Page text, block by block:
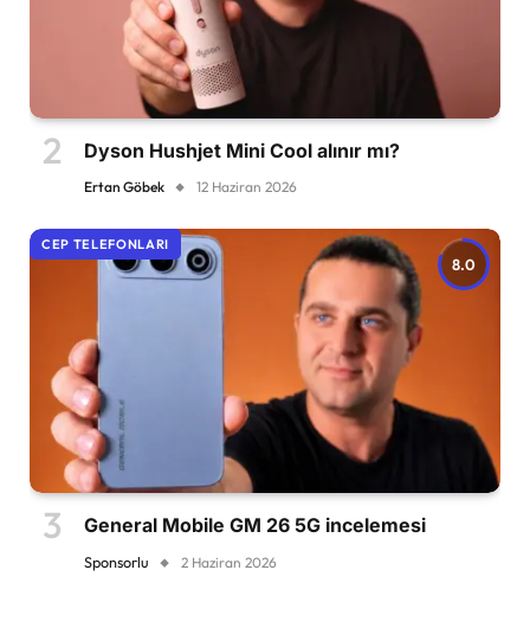
Dyson Hushjet Mini Cool alınır mı?
Ertan Göbek 12 Haziran 2026
8.0
CEP TELEFONLARI
General Mobile GM 26 5G incelemesi
Sponsorlu 2 Haziran 2026